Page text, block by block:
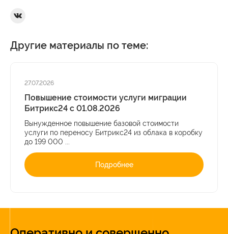
Ссылка на Вконтакте
Другие материалы по теме:
27.07.2026
Повышение стоимости услуги миграции
Битрикс24 с 01.08.2026
Вынужденное повышение базовой стоимости
услуги по переносу Битрикс24 из облака в коробку
до 199 000 ...
Подробнее